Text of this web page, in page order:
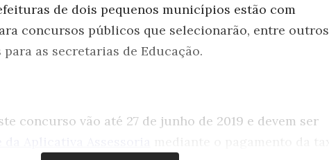
de dois pequenos municípios estão com
concursos públicos que selecionarão, entre outros
as secretarias de Educação.
concurso vão até 27 de junho de 2019 e devem ser